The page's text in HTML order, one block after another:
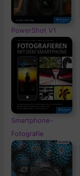
PowerShot V1
Smartphone-
Fotografie